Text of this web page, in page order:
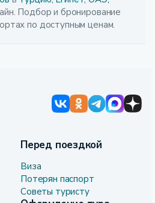
Подбор и бронирование
по доступным ценам.
Перед поездкой
Виза
Потерян паспорт
Советы туристу